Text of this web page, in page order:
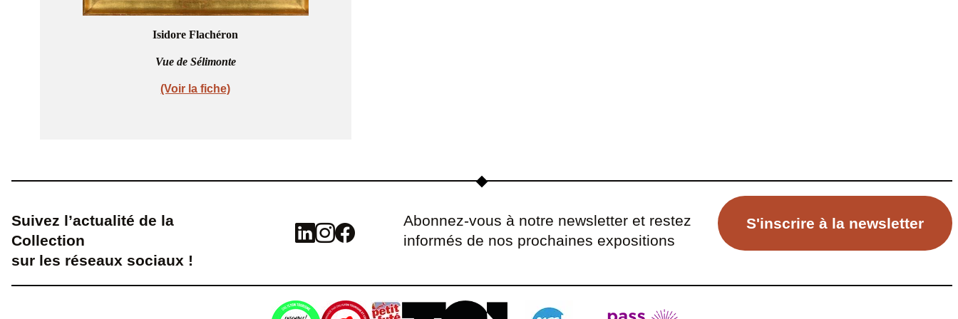
Isidore Flachéron
Vue de Sélimonte
(Voir la fiche)
Suivez l’actualité de la
Collection
sur les réseaux sociaux !
Abonnez-vous à notre newsletter et restez
informés de nos prochaines expositions
S'inscrire à la newsletter